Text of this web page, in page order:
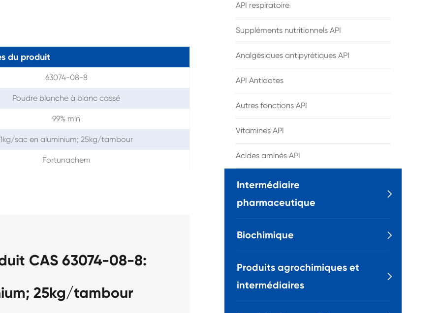
du produit
63074-08-8
Poudre blanche à blanc cassé
99% min
1kg/sac en aluminium; 25kg/tambour
Fortunachem
CAS 63074-08-8:
25kg/tambour
API respiratoire
Suppléments nutritionnels API
Analgésiques antipyrétiques API
API Antidotes
Autres fonctions API
Vitamines API
Acides aminés API
Intermédiaire
pharmaceutique

Biochimique 
Produits agrochimiques et
intermédiaires
